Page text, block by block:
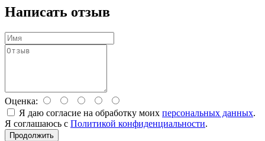
Написать отзыв
Оценка:
Я даю согласие на обработку моих персональных данных.
Я соглашаюсь с Политикой конфиденциальности.
Продолжить